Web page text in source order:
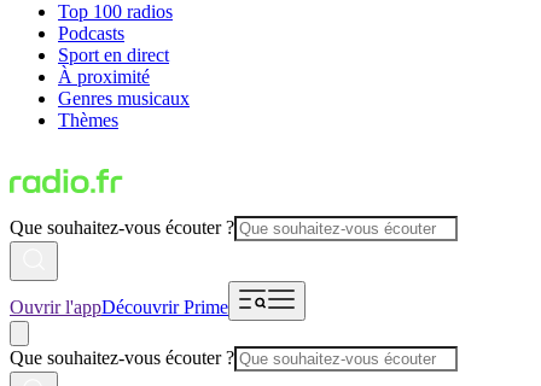
Top 100 radios
Podcasts
Sport en direct
À proximité
Genres musicaux
Thèmes
Que souhaitez-vous écouter ?
Ouvrir l'appDécouvrir Prime
Que souhaitez-vous écouter ?